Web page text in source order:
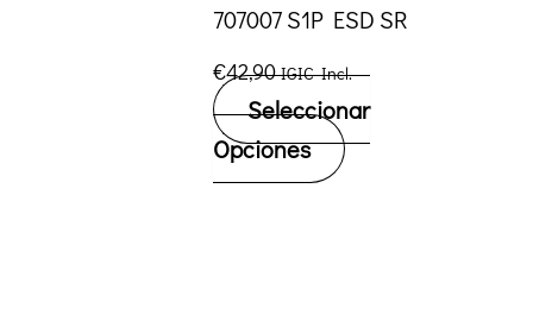
707007 S1P ESD SR
€42,90 IGIC Incl.
Seleccionar
Opciones
Este